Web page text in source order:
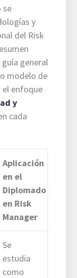
se
y
del Risk
general
modelo de
enfoque
y
cada
Aplicación
en el
Diplomado
en Risk
Manager
Se
estudia
como